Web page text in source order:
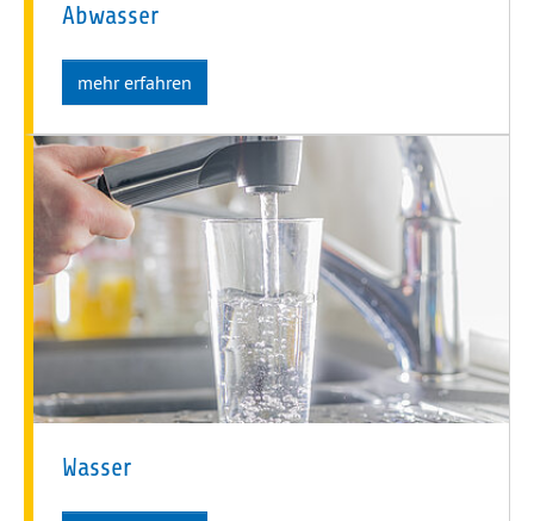
Abwasser
mehr erfahren
Wasser